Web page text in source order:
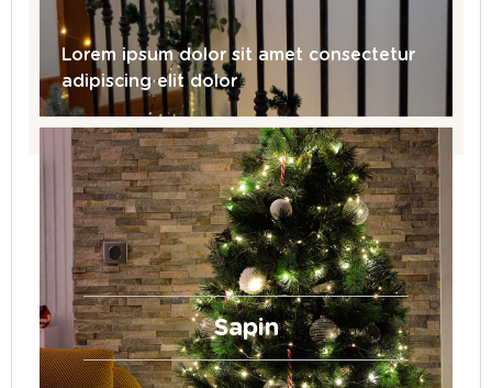
Lorem ipsum dolor sit amet consectetur
adipiscing elit dolor
Sapin